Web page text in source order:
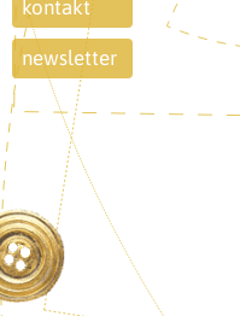
kontakt
newsletter